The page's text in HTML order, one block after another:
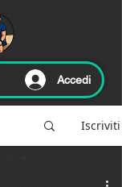
Accedi
Iscriviti